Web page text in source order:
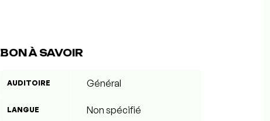
BON À SAVOIR
AUDITOIRE Général
LANGUE Non spécifié